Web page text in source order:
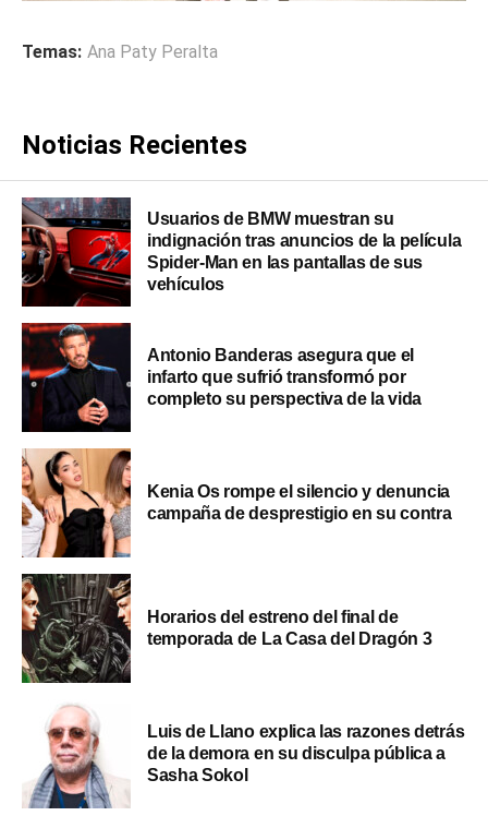
Temas: Ana Paty Peralta
Noticias Recientes
Usuarios de BMW muestran su
indignación tras anuncios de la película
Spider-Man en las pantallas de sus
vehículos
Antonio Banderas asegura que el
infarto que sufrió transformó por
completo su perspectiva de la vida
Kenia Os rompe el silencio y denuncia
campaña de desprestigio en su contra
Horarios del estreno del final de
temporada de La Casa del Dragón 3
Luis de Llano explica las razones detrás
de la demora en su disculpa pública a
Sasha Sokol